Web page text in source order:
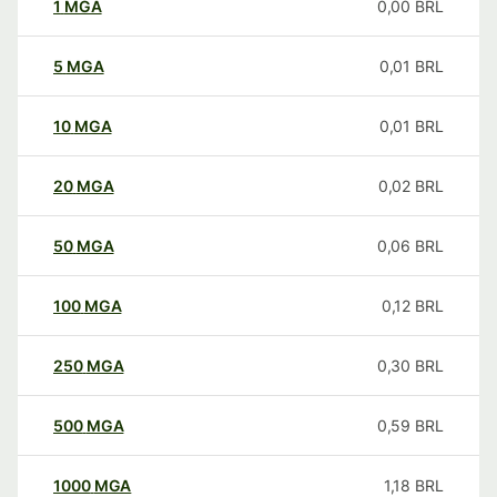
1 MGA 0,00 BRL
5 MGA 0,01 BRL
10 MGA 0,01 BRL
20 MGA 0,02 BRL
50 MGA 0,06 BRL
100 MGA 0,12 BRL
250 MGA 0,30 BRL
500 MGA 0,59 BRL
1000 MGA 1,18 BRL